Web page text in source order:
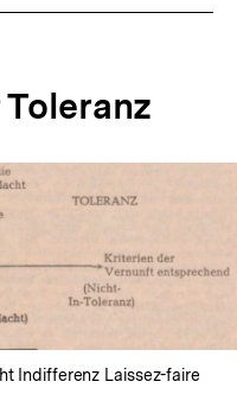
Indifferenz Laissez-faire